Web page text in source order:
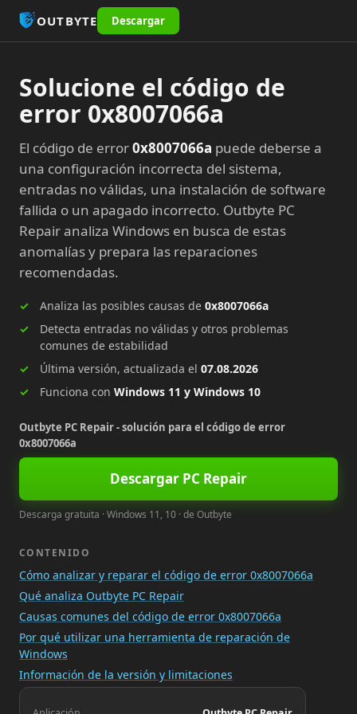
OUTBYTE Descargar
Solucione el código de
error 0x8007066a
El código de error0x8007066a puede deberse a
una configuración incorrecta del sistema,
entradas no válidas, una instalación de software
fallida o un apagado incorrecto. Outbyte PC
Repair analiza Windows en busca de estas
anomalías y prepara las reparaciones
recomendadas.
Analiza las posibles causas de 0x8007066a
Detecta entradas no válidas y otros problemas
comunes de estabilidad
Última versión, actualizada el 07.08.2026
Funciona con Windows 11 y Windows 10
Outbyte PC Repair - solución para el código de error
0x8007066a
Descargar PC Repair
Descarga gratuita · Windows 11, 10 · de Outbyte
CONTENIDO
Cómo analizar y reparar el código de error 0x8007066a
Qué analiza Outbyte PC Repair
Causas comunes del código de error 0x8007066a
Por qué utilizar una herramienta de reparación de
Windows
Información de la versión y limitaciones